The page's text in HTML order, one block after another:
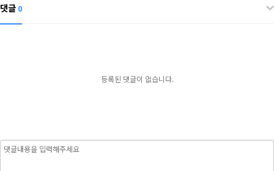
댓글 0
등록된 댓글이 없습니다.